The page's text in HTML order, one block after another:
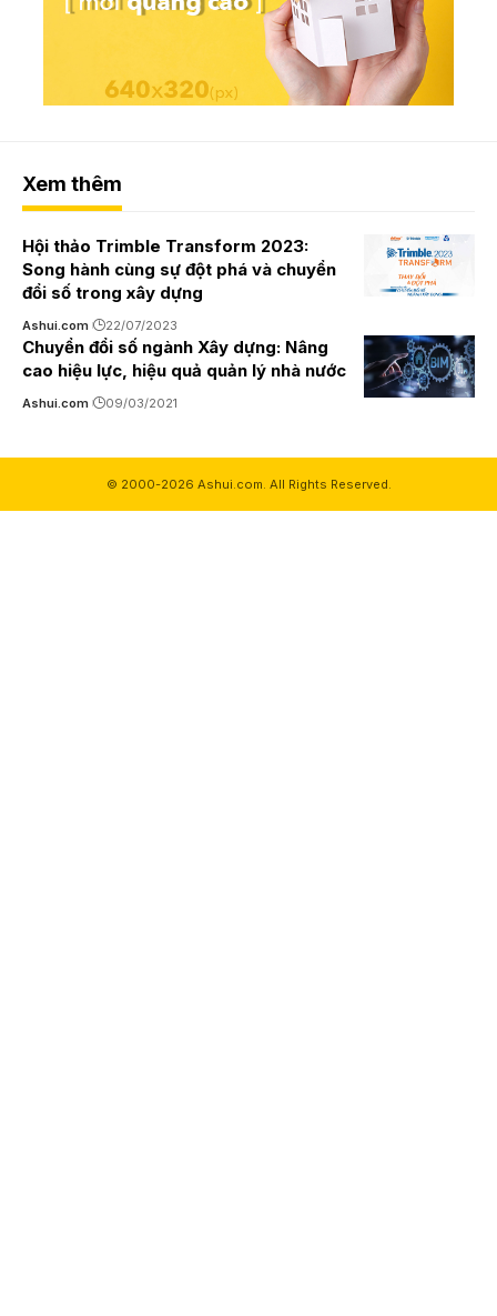
Xem thêm
Hội thảo Trimble Transform 2023:
Song hành cùng sự đột phá và chuyển
đổi số trong xây dựng
Ashui.com 22/07/2023
Chuyển đổi số ngành Xây dựng: Nâng
cao hiệu lực, hiệu quả quản lý nhà nước
Ashui.com 09/03/2021
© 2000-2026 Ashui.com. All Rights Reserved.